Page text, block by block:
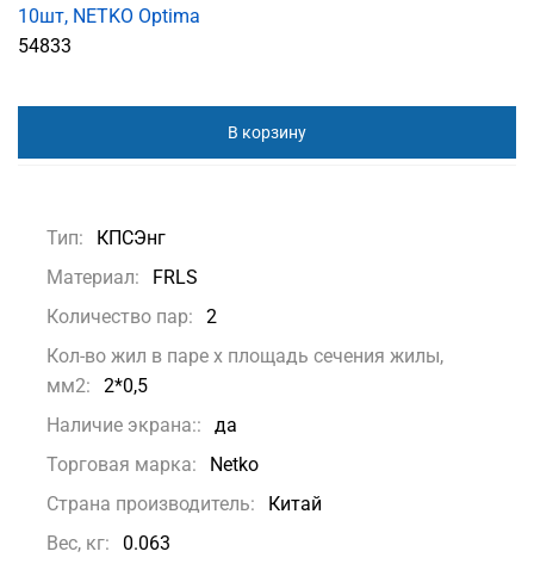
10шт, NETKO Optima
54833
В корзину
Тип:
КПСЭнг
Материал:
FRLS
Количество пар:
2
Кол-во жил в паре x площадь сечения жилы,
мм2:
2*0,5
Наличие экрана::
да
Торговая марка:
Netko
Страна производитель:
Китай
Вес, кг:
0.063